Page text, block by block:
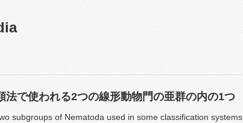
法で使われる2つの線形動物門の亜群の内の1つ
subgroups of Nematoda used in some classification systems.